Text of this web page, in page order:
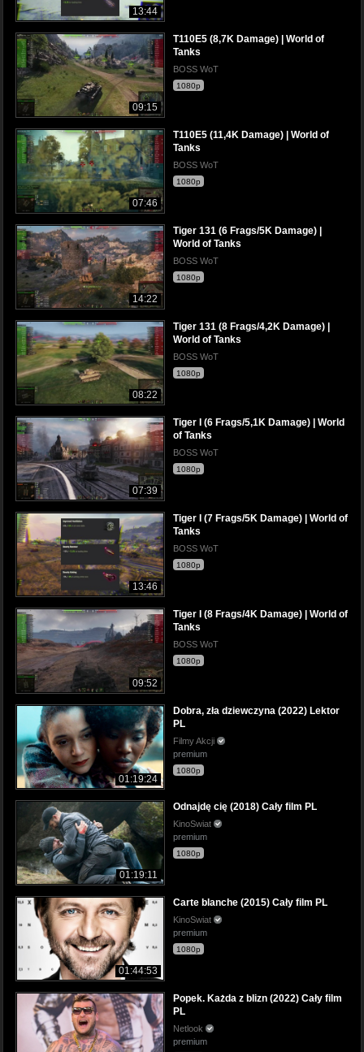
13:44
09:15
T110E5 (8,7K Damage) | World of
Tanks
BOSS WoT
1080p
07:46
T110E5 (11,4K Damage) | World of
Tanks
BOSS WoT
1080p
14:22
Tiger 131 (6 Frags/5K Damage) |
World of Tanks
BOSS WoT
1080p
08:22
Tiger 131 (8 Frags/4,2K Damage) |
World of Tanks
BOSS WoT
1080p
07:39
Tiger I (6 Frags/5,1K Damage) | World
of Tanks
BOSS WoT
1080p
13:46
Tiger I (7 Frags/5K Damage) | World of
Tanks
BOSS WoT
1080p
09:52
Tiger I (8 Frags/4K Damage) | World of
Tanks
BOSS WoT
1080p
01:19:24
Dobra, zła dziewczyna (2022) Lektor
PL
Filmy Akcji
premium
1080p
01:19:11
Odnajdę cię (2018) Cały film PL
KinoSwiat
premium
1080p
01:44:53
Carte blanche (2015) Cały film PL
KinoSwiat
premium
1080p
Popek. Każda z blizn (2022) Cały film
PL
Netlook
premium